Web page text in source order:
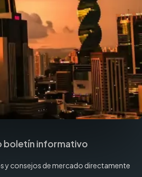
boletín informativo
y consejos de mercado directamente